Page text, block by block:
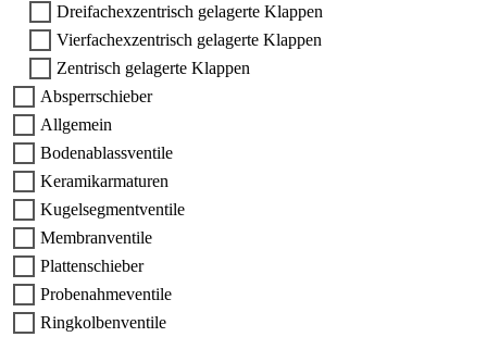
Dreifachexzentrisch gelagerte Klappen
Vierfachexzentrisch gelagerte Klappen
Zentrisch gelagerte Klappen
Absperrschieber
Allgemein
Bodenablassventile
Keramikarmaturen
Kugelsegmentventile
Membranventile
Plattenschieber
Probenahmeventile
Ringkolbenventile